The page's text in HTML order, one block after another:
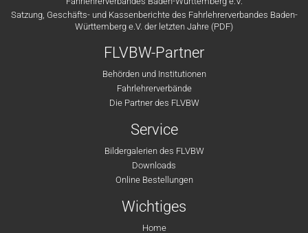
Satzung, Geschäfts- und Kassenberichte des Fahrlehrerverbandes Baden-
Württemberg e.V. der letzten Jahre (PDF)
FLVBW-Partner
Behörden und Institutionen
Fahrlehrerverbände
Die Partner des FLVBW
Service
Bildergalerien des FLVBW
Downloads
Online Bestellungen
Wichtiges
Home